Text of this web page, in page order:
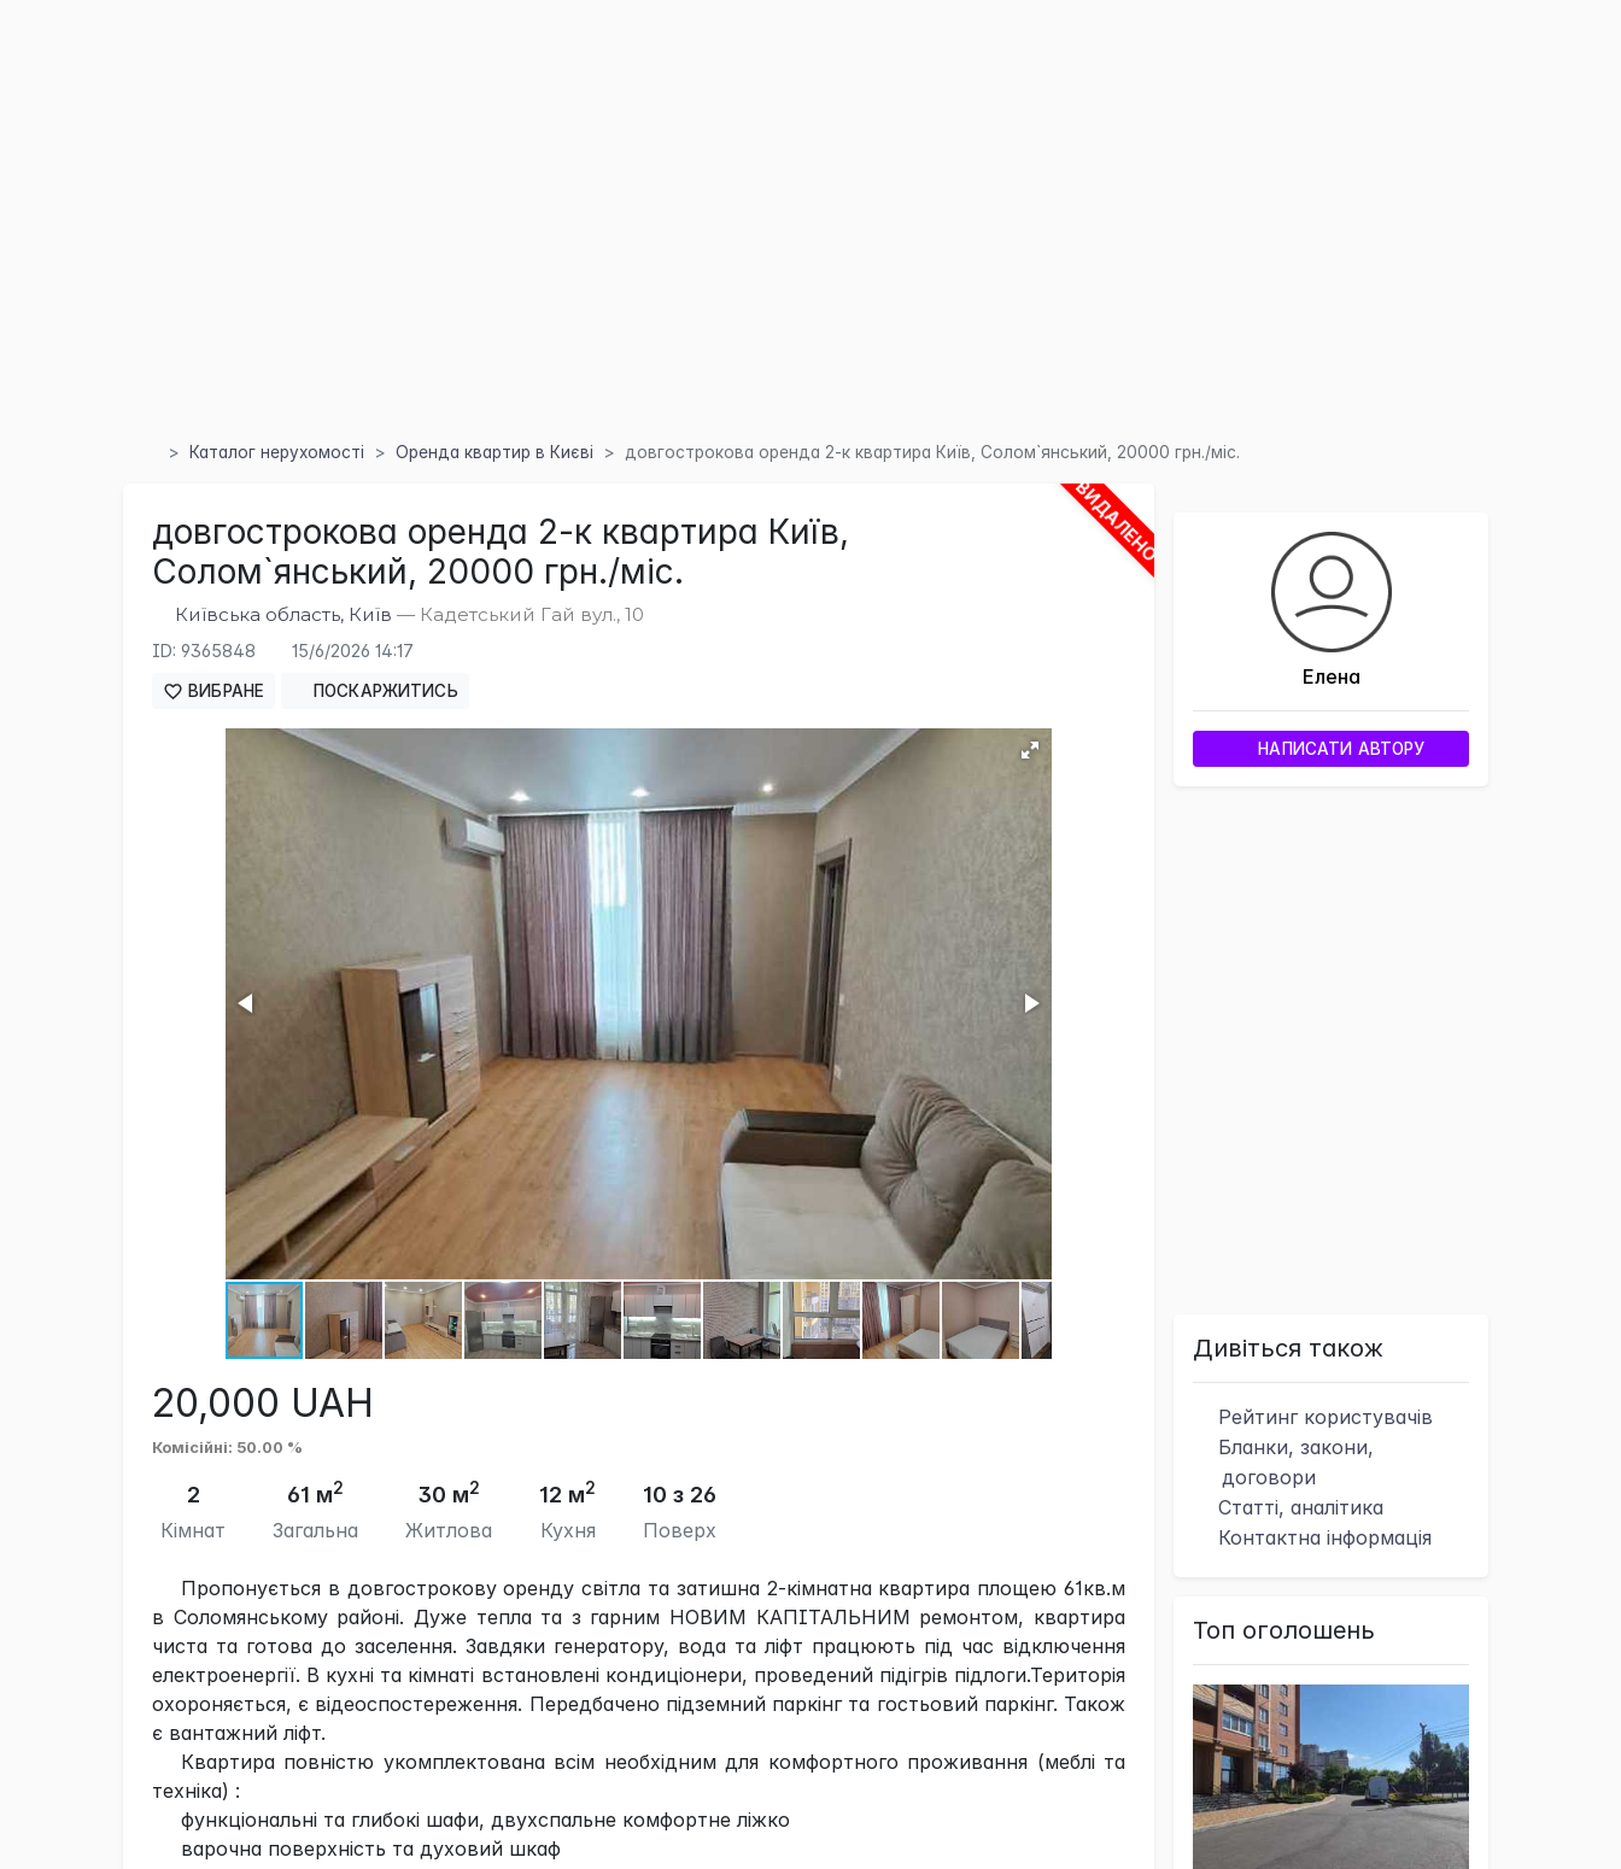
Каталог нерухомості Оренда квартир в Києві довгострокова оренда 2-к квартира Київ, Солом`янський, 20000 грн./міс.
ВИДАЛЕНО
довгострокова оренда 2-к квартира Київ,
Солом`янський, 20000 грн./міс.
Київська область, Київ — Кадетський Гай вул., 10
ID: 9365848 15/6/2026 14:17
ВИБРАНЕ ПОСКАРЖИТИСЬ
20,000 UAH
Комісійні: 50.00 %
2
Кімнат
61 м2
Загальна
30 м2
Житлова
12 м2
Кухня
10 з 26
Поверх
Пропонується в довгострокову оренду світла та затишна 2-кімнатна квартира площею 61кв.м
в Соломянському районі. Дуже тепла та з гарним НОВИМ КАПІТАЛЬНИМ ремонтом, квартира
чиста та готова до заселення. Завдяки генератору, вода та ліфт працюють під час відключення
електроенергії. В кухні та кімнаті встановлені кондиціонери, проведений підігрів підлоги.Територія
охороняється, є відеоспостереження. Передбачено підземний паркінг та гостьовий паркінг. Також
є вантажний ліфт.
Квартира повністю укомплектована всім необхідним для комфортного проживання (меблі та
техніка) :
функціональні та глибокі шафи, двухспальне комфортне ліжко
варочна поверхність та духовий шкаф
Елена
НАПИСАТИ АВТОРУ
Дивіться також
Рейтинг користувачів
Бланки, закони,
договори
Статті, аналітика
Контактна інформація
Топ оголошень